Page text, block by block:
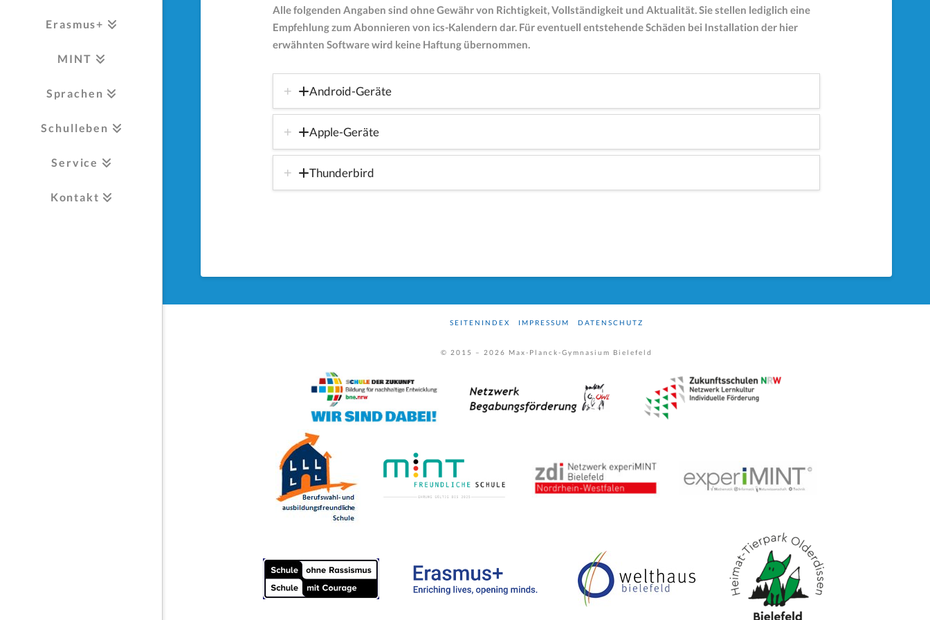
Erasmus+
MINT
Sprachen
Schulleben
Service
Kontakt
Alle folgenden Angaben sind ohne Gewähr von Richtigkeit, Vollständigkeit und Aktualität. Sie stellen lediglich eine
Empfehlung zum Abonnieren von ics-Kalendern dar. Für eventuell entstehende Schäden bei Installation der hier
erwähnten Software wird keine Haftung übernommen.
Android-Geräte
Apple-Geräte
Thunderbird
SEITENINDEX IMPRESSUM DATENSCHUTZ
© 2015 – 2026 Max-Planck-Gymnasium Bielefeld